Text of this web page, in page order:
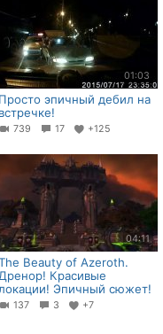
01:03
Просто эпичный дебил на
встречке!
739 17 +125
04:11
Beauty of Azeroth.
Дренор! Красивые
локации! Эпичный сюжет!
137 3 +7